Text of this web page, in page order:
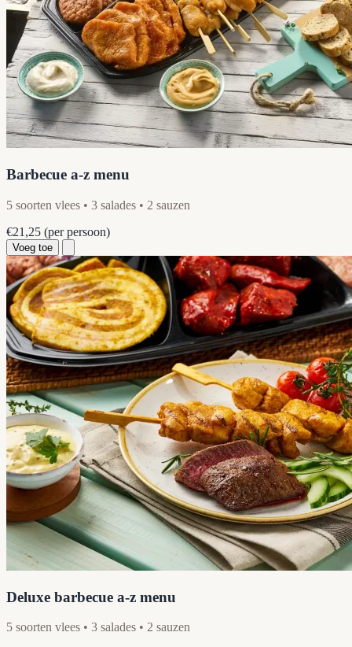
Barbecue a-z menu
5 soorten vlees • 3 salades • 2 sauzen
€21,25 (per persoon)
Voeg toe
Deluxe barbecue a-z menu
5 soorten vlees • 3 salades • 2 sauzen